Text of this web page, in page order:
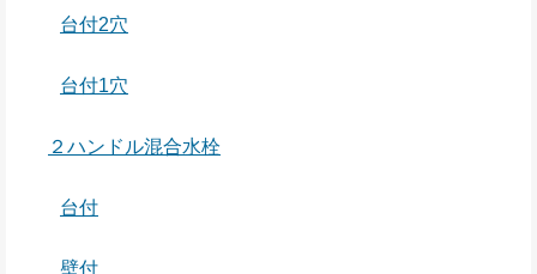
台付2穴
台付1穴
２ハンドル混合水栓
台付
壁付